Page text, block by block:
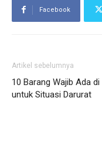
Facebook
Artikel sebelumnya
10 Barang Wajib Ada di
untuk Situasi Darurat